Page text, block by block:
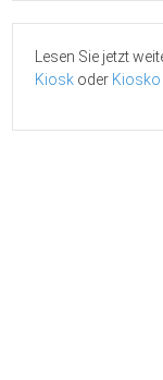
Lesen Sie jetzt
Kiosk oder